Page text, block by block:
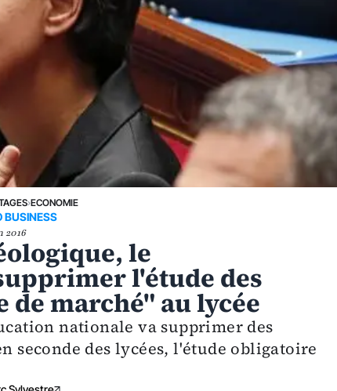
›ECONOMIE
BUSINESS
2016
le
l'étude des
de marché" au lycée
nationale va supprimer des
seconde des lycées, l'étude obligatoire